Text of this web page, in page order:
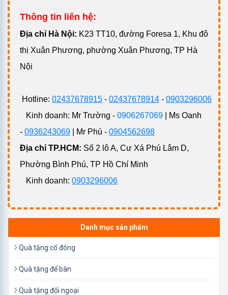
Khi bạn vẫn đang còn đắn đo, liệu có nên sử dụng quà
tặng khuyến mãi cho mục đích kinh doanh của doanh
nghiệp mình. Thì đây là câu trả lời bạn nên quan tâm
nhất lúc này:
phương pháp quảng cáo thông minh nhất hiện nay
được nhiều doanh nghiệp lựa chọn
Giúp tăng tính nhận diện thương hiệu cho doanh
nghiệp của bạn
Kích thích sức mua, xúc tiến bán hàng, tăng doanh
thu cho doanh nghiệp
của doanh nghiệp bạn
Giúp liên kết món quà tặng với sản phẩm cần bán
tạo sự hấp dẫn cho người mua
Tuy nhiên, với mỗi món
Thông tin liên hệ:
Địa chỉ Hà Nội: K23 TT10, đường Foresa 1, Khu đô
thị Xuân Phương, phường Xuân Phương, TP Hà
Nội
Hotline: 02437678915 - 02437678914 - 0903296006
Kinh doanh: Mr Trường - 0906267069 | Ms Oanh
- 0936243069 | Mr Phú - 0904562698
Địa chỉ TP.HCM: Số 2 lô A, Cư Xá Phú Lâm D,
Phường Bình Phú, TP Hồ Chí Minh
Kinh doanh: 0903296006
Danh mục sản phẩm
Quà tặng cổ đông
Quà tặng để bàn
Quà tặng đối ngoại